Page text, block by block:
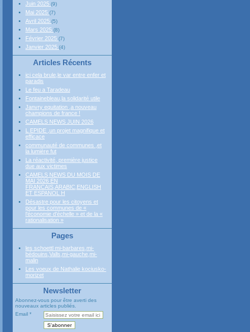
Juin 2025 (9)
Mai 2025 (7)
Avril 2025 (5)
Mars 2025 (8)
Février 2025 (7)
Janvier 2025 (4)
Articles Récents
ici cela brule,le var entre enfer et
paradis
Le feu a Taradeau
Fontainebleau,la solidarité utile
Janvry equitation ,a nouveau
champions de france !
CAMELS NEWS JUIN 2026
L EPIDE ,un projet magnifique et
efficace
communauté de communes ,et
la lumière fut
La réactivité, première justice
due aux victimes
CAMELS NEWS DU MOIS DE
MAI 2026 EN
FRANCAIS,ARABIC,ENGLISH
ET ESPANOL H
Désastre pour les citoyens et
pour les communes de «
l’économie d’échelle » et de la «
rationalisation »
Pages
les schoettl mi-barbares,mi-
bédouins,Valls,mi-gauche,mi-
malin
Les voeux de Nathalie kociusko-
morizet
Newsletter
Abonnez-vous pour être averti des
nouveaux articles publiés.
Email